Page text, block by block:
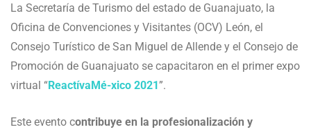
La Secretaría de Turismo del estado de Guanajuato, la
Oficina de Convenciones y Visitantes (OCV) León, el
Consejo Turístico de San Miguel de Allende y el Consejo de
Promoción de Guanajuato se capacitaron en el primer expo
virtual “ReactívaMé-xico 2021”.
Este evento contribuye en la profesionalización y